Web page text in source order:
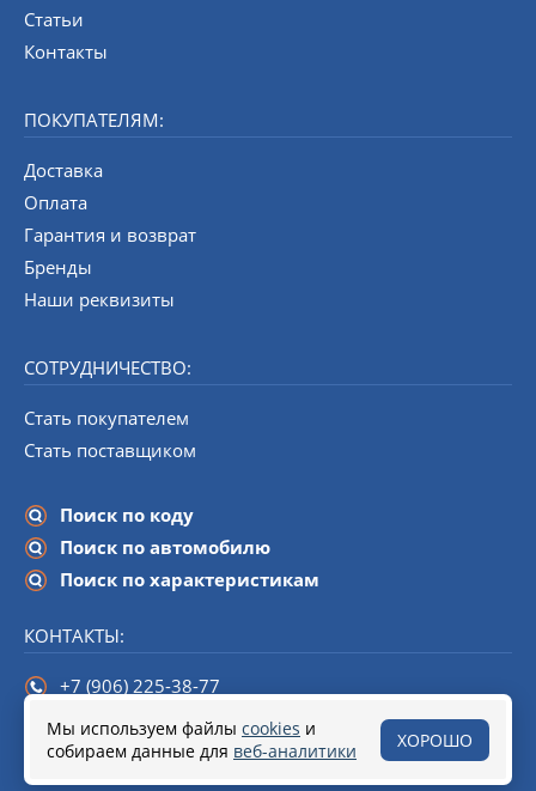
СОТРУДНИЧЕСТВО:
Стать покупателем
Стать поставщиком
Поиск по коду
Поиск по автомобилю
Поиск по характеристикам
Статьи
Контакты
ПОКУПАТЕЛЯМ:
Доставка
Оплата
Гарантия и возврат
Бренды
Наши реквизиты
КОНТАКТЫ:
+7 (906) 225-38-77
info@startline-spb.ru
190020,Санкт-Петербург, набережная Обводного канала,
Мы используем файлы cookies и
собираем данные для веб-аналитики ХОРОШО